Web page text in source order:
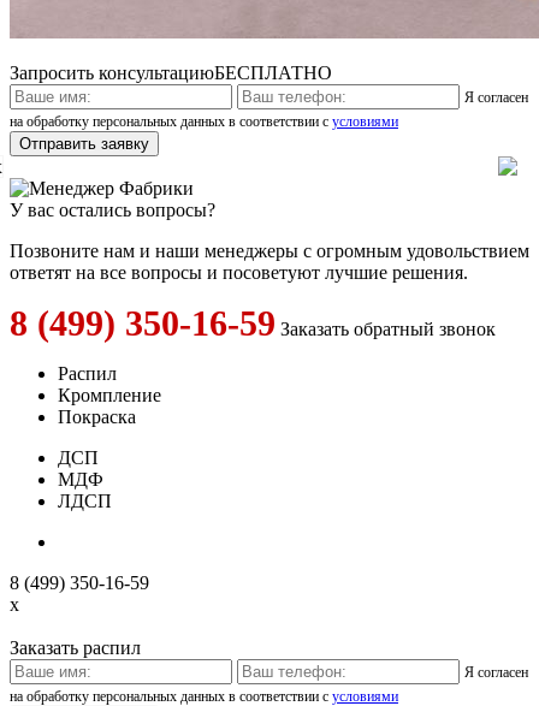
Запросить консультациюБЕСПЛАТНО
Я согласен
на обработку персональных данных в соответствии с условиями
У вас остались вопросы?
Позвоните нам и наши менеджеры с огромным удовольствием
ответят на все вопросы и посоветуют лучшие решения.
8 (499) 350-16-59 Заказать обратный звонок
Распил
Кромпление
Покраска
ДСП
МДФ
ЛДСП
8 (499) 350-16-59
x
Заказать распил
Я согласен
на обработку персональных данных в соответствии с условиями